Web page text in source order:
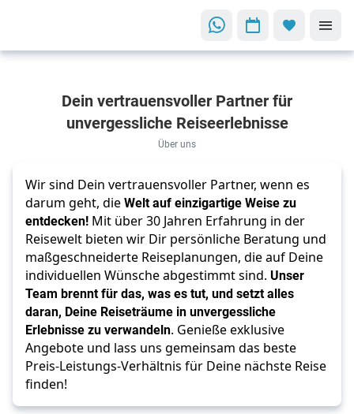
Dein vertrauensvoller Partner für
unvergessliche Reiseerlebnisse
Über uns
Wir sind Dein vertrauensvoller Partner, wenn es
darum geht, dieWelt auf einzigartige Weise zu
entdecken! Mit über 30 Jahren Erfahrung in der
Reisewelt bieten wir Dir persönliche Beratung und
maßgeschneiderte Reiseplanungen, die auf Deine
individuellen Wünsche abgestimmt sind. Unser
Team brennt für das, was es tut, und setzt alles
daran, Deine Reiseträume in unvergessliche
Erlebnisse zu verwandeln. Genieße exklusive
Angebote und lass uns gemeinsam das beste
Preis-Leistungs-Verhältnis für Deine nächste Reise
finden!